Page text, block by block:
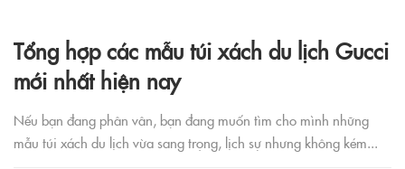
Tổng hợp các mẫu túi xách du lịch Gucci
mới nhất hiện nay
Nếu bạn đang phân vân, bạn đang muốn tìm cho mình những
mẫu túi xách du lịch vừa sang trọng, lịch sự nhưng không kém...